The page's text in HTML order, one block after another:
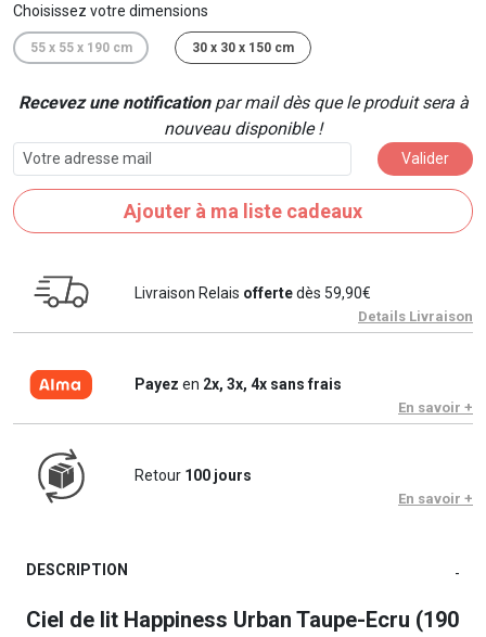
Choisissez votre dimensions
55 x 55 x 190 cm 30 x 30 x 150 cm
Recevez une notificationpar mail dès que le produit sera à
nouveau disponible !
Valider
Ajouter à ma liste cadeaux
Livraison Relais offertedès 59,90€
Details Livraison
Payez en 2x, 3x, 4x sans frais
En savoir +
Retour 100 jours
En savoir +
DESCRIPTION -
Ciel de lit Happiness Urban Taupe-Ecru (190